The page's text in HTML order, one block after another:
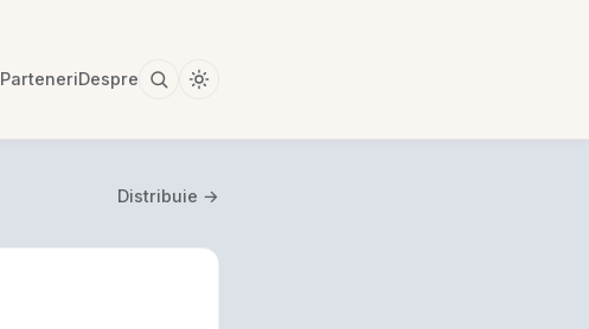
ParteneriDespre
Distribuie →